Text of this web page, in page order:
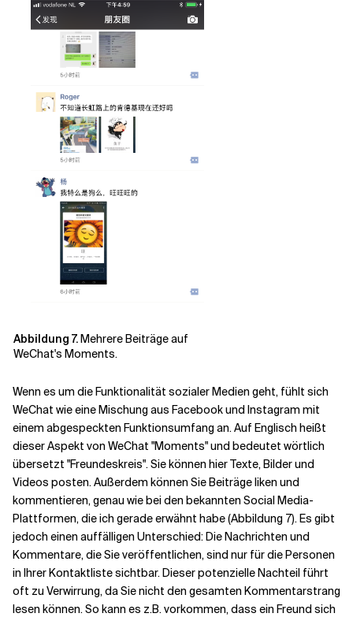
Abbildung 7.Mehrere Beiträge auf
WeChat's Moments.
Wenn es um die Funktionalität sozialer Medien geht, fühlt sich
WeChat wie eine Mischung aus Facebook und Instagram mit
einem abgespeckten Funktionsumfang an. Auf Englisch heißt
dieser Aspekt von WeChat "Moments" und bedeutet wörtlich
übersetzt "Freundeskreis". Sie können hier Texte, Bilder und
Videos posten. Außerdem können Sie Beiträge liken und
kommentieren, genau wie bei den bekannten Social Media-
Plattformen, die ich gerade erwähnt habe (Abbildung 7). Es gibt
jedoch einen auffälligen Unterschied: Die Nachrichten und
Kommentare, die Sie veröffentlichen, sind nur für die Personen
in Ihrer Kontaktliste sichtbar. Dieser potenzielle Nachteil führt
oft zu Verwirrung, da Sie nicht den gesamten Kommentarstrang
lesen können. So kann es z.B. vorkommen, dass ein Freund sich